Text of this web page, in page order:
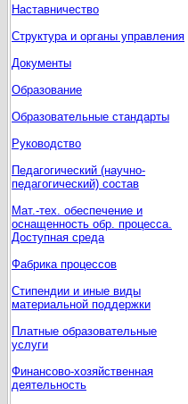
Наставничество
Структура и органы управления
Документы
Образование
Образовательные стандарты
Руководство
Педагогический (научно-
педагогический) состав
Мат.-тех. обеспечение и
оснащенность обр. процесса.
Доступная среда
Фабрика процессов
Стипендии и иные виды
материальной поддержки
Платные образовательные
услуги
Финансово-хозяйственная
деятельность